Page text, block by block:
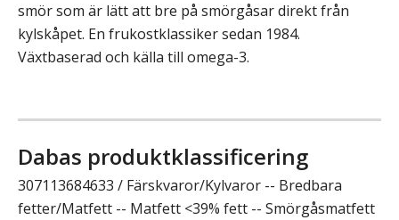
smör som är lätt att bre på smörgåsar direkt från
kylskåpet. En frukostklassiker sedan 1984.
Växtbaserad och källa till omega-3.
Dabas produktklassificering
307113684633 / Färskvaror/Kylvaror -- Bredbara
fetter/Matfett -- Matfett <39% fett -- Smörgåsmatfett